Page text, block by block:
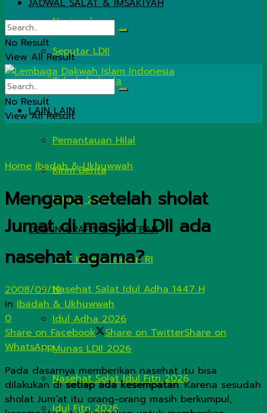
Nasional
Seputar LDII
Tahukah Anda
LAIN LAIN
Pemantauan Hilal
Kirim Berita
Hitung Zakat
DESAIN GRAFIS & KHUTBAH
HUT Kemerdekaan RI
Nasehat Salat Idul Adha 1447 H
Idul Adha 2026
Munas LDII 2026
Nasehat Solat Idul Fitri 2026
Idul Fitri 2026
JADWAL SALAT & IMSAKIYAH
No Result
View All Result
No Result
View All Result
Home Ibadah & Ukhuwwah
Mengapa setelah sholat
Jumat di masjid LDII ada
nasehat agama?
2008/09/19
in Ibadah & Ukhuwwah
0
Share on Facebook
Share on TwitterShare on
WhatsApp
Pada dasarnya memberikan nasehat itu bisa
dilakukan disetiap ada kesempatan. Karena sesudah
sholat Jum’at itu orang-orang masih berkumpul,